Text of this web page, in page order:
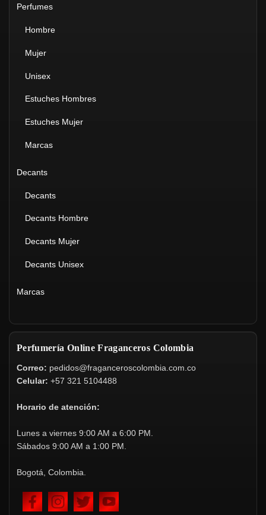
Perfumes
Hombre
Mujer
Unisex
Estuches Hombres
Estuches Mujer
Marcas
Decants
Decants
Decants Hombre
Decants Mujer
Decants Unisex
Marcas
Perfumería Online Fraganceros Colombia
Correo: pedidos@fraganceroscolombia.com.co
Celular: +57 321 5104488
Horario de atención:
Lunes a viernes 9:00 AM a 6:00 PM.
Sábados 9:00 AM a 1:00 PM.
Bogotá, Colombia.